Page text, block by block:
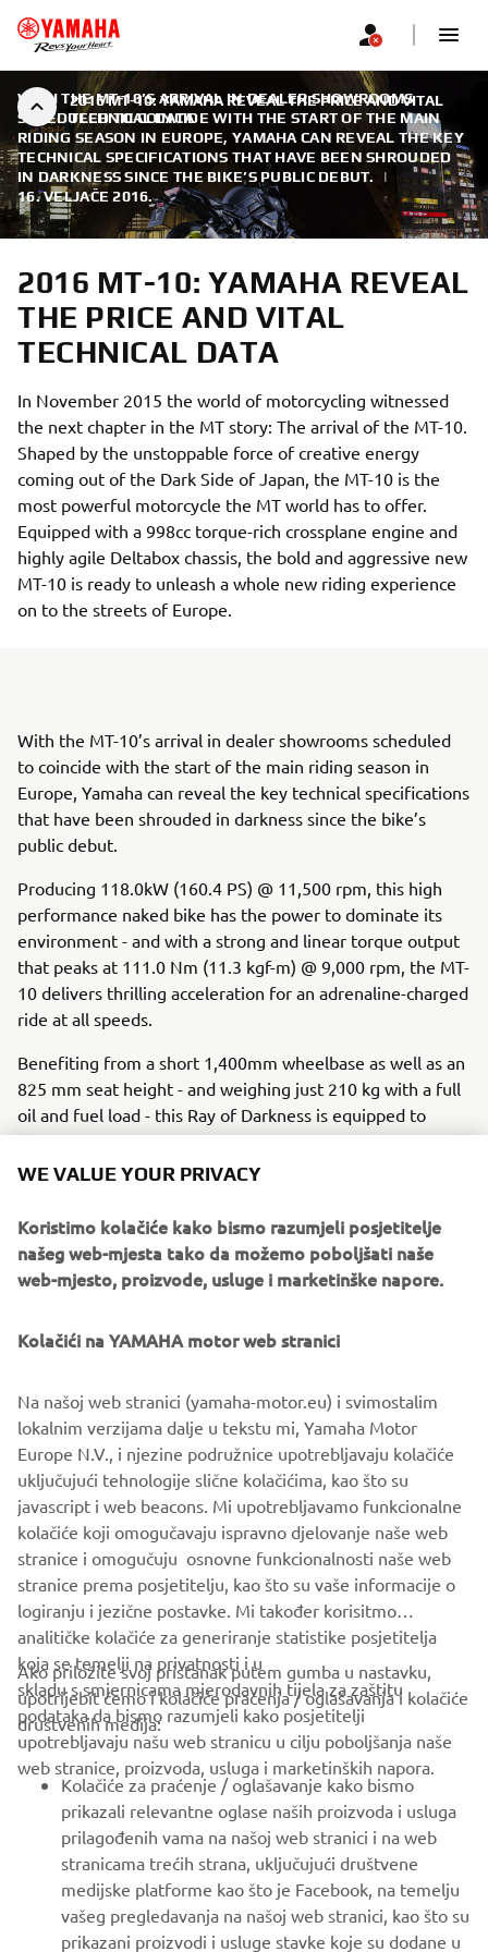
2016 MT-10: YAMAHA REVEAL THE PRICE AND VITAL
TECHNICAL DATA
WITH THE MT-10’S ARRIVAL IN DEALER SHOWROOMS
SCHEDULED TO COINCIDE WITH THE START OF THE MAIN
RIDING SEASON IN EUROPE, YAMAHA CAN REVEAL THE KEY
TECHNICAL SPECIFICATIONS THAT HAVE BEEN SHROUDED
IN DARKNESS SINCE THE BIKE’S PUBLIC DEBUT.
|
16. VELJAČE 2016.
2016 MT-10: YAMAHA REVEAL
THE PRICE AND VITAL
TECHNICAL DATA
In November 2015 the world of motorcycling witnessed
the next chapter in the MT story: The arrival of the MT-10.
Shaped by the unstoppable force of creative energy
coming out of the Dark Side of Japan, the MT-10 is the
most powerful motorcycle the MT world has to offer.
Equipped with a 998cc torque-rich crossplane engine and
highly agile Deltabox chassis, the bold and aggressive new
MT-10 is ready to unleash a whole new riding experience
on to the streets of Europe.
With the MT-10’s arrival in dealer showrooms scheduled
to coincide with the start of the main riding season in
Europe, Yamaha can reveal the key technical specifications
that have been shrouded in darkness since the bike’s
public debut.
Producing 118.0kW (160.4 PS) @ 11,500 rpm, this high
performance naked bike has the power to dominate its
environment - and with a strong and linear torque output
that peaks at 111.0 Nm (11.3 kgf-m) @ 9,000 rpm, the MT-
10 delivers thrilling acceleration for an adrenaline-charged
ride at all speeds.
Benefiting from a short 1,400mm wheelbase as well as an
825 mm seat height - and weighing just 210 kg with a full
oil and fuel load - this Ray of Darkness is equipped to
deliver light and agile cornering with solid straight-line
stability.
tech naked bike offering such huge potential. With the
ability to deliver outstanding performance over a wide
range of speeds and varied riding conditions, this state-of-
Maximum power: 118.0 kW (160.4 PS) @ 11,500 rpm
Maximum torque:111.0 Nm (11.3 kgf-m) @ 9000 rpm
Seat height:825 mm
Wet weight*:210 kg
Suggested retail price: Varies per country.
(* Including full oil and fuel tank)
CORPORATE
FOR BUSINESS
MORE YAMAHA
SUPPORT
WE VALUE YOUR PRIVACY
Koristimo kolačiće kako bismo razumjeli posjetitelje
našeg web-mjesta tako da možemo poboljšati naše
web-mjesto, proizvode, usluge i marketinške napore.
Kolačići na YAMAHA motor web stranici
Na našoj web stranici (yamaha-motor.eu) i svimostalim
lokalnim verzijama dalje u tekstu mi, Yamaha Motor
Europe N.V., i njezine podružnice upotrebljavaju kolačiće
uključujući tehnologije slične kolačićima, kao što su
javascript i web beacons. Mi upotrebljavamo funkcionalne
kolačiće koji omogučavaju ispravno djelovanje naše web
stranice i omogučuju osnovne funkcionalnosti naše web
stranice prema posjetitelju, kao što su vaše informacije o
logiranju i jezične postavke. Mi također korisitmo
analitičke kolačiće za generiranje statistike posjetitelja
koja se temelji na privatnosti i u
skladu s smjernicama mjerodavnih tijela za zaštitu
podataka da bismo razumjeli kako posjetitelji
upotrebljavaju našu web stranicu u cilju poboljšanja naše
web stranice, proizvoda, usluga i marketinških napora.
Ako priložite svoj pristanak putem gumba u nastavku,
upotrijebit ćemo i kolačiće praćenja / oglašavanja i kolačiće
društvenih medija:
Kolačiće za praćenje / oglašavanje kako bismo
prikazali relevantne oglase naših proizvoda i usluga
prilagođenih vama na našoj web stranici i na web
stranicama trećih strana, uključujući društvene
medijske platforme kao što je Facebook, na temelju
vašeg pregledavanja na našoj web stranici, kao što su
prikazani proizvodi i usluge stavke koje su dodane u